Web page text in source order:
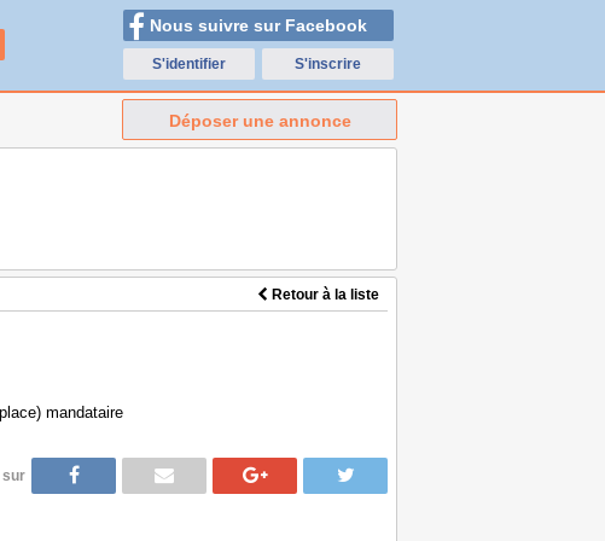
Nous suivre sur Facebook
S'identifier S'inscrire
Déposer une annonce
Retour à la liste
mandataire
sur